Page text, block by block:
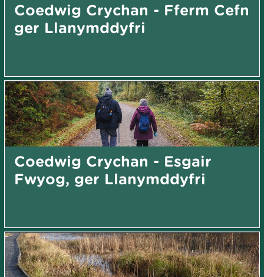
Coedwig Crychan - Fferm Cefn
ger Llanymddyfri
Coedwig Crychan - Esgair
Fwyog, ger Llanymddyfri